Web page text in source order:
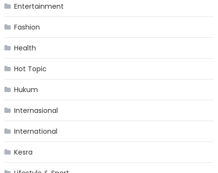
Entertainment
Fashion
Health
Hot Topic
Hukum
Internasional
International
Kesra